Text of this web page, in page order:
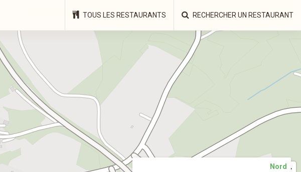
TOUS LES RESTAURANTS RECHERCHER UN RESTAURANT
Nord